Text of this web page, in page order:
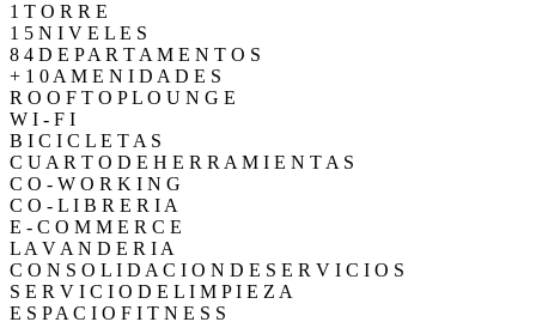
1 T O R R E
1 5 N I V E L E S
8 4 D E P A R T A M E N T O S
+ 1 0 A M E N I D A D E S
R O O F T O P L O U N G E
W I - F I
B I C I C L E T A S
C U A R T O D E H E R R A M I E N T A S
C O - W O R K I N G
C O - L I B R E R I A
E - C O M M E R C E
L A V A N D E R I A
C O N S O L I D A C I O N D E S E R V I C I O S
S E R V I C I O D E L I M P I E Z A
E S P A C I O F I T N E S S